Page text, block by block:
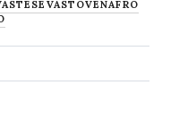
VASTOVENAFRO